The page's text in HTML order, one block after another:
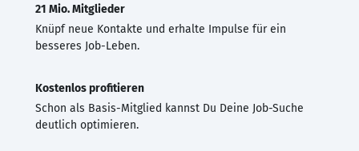
21 Mio. Mitglieder
Knüpf neue Kontakte und erhalte Impulse für ein
besseres Job-Leben.
Kostenlos profitieren
Schon als Basis-Mitglied kannst Du Deine Job-Suche
deutlich optimieren.